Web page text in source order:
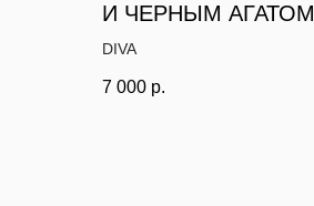
И ЧЕРНЫМ АГАТОМ
DIVA
7 000 р.